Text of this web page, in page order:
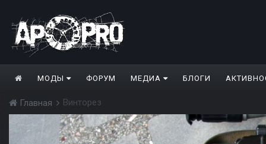
МОДЫ ФОРУМ МЕДИА БЛОГИ
Главная Винторез